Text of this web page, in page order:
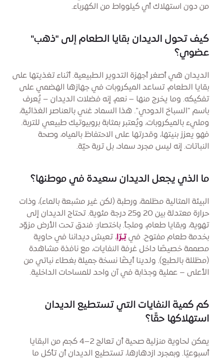
من دون استهلاك أي كيلوواط من الكهرباء.
كيف تحول الديدان بقايا الطعام إلى "ذهب"
عضوي؟
الديدان هي أصغر أجهزة التدوير الطبيعية. أثناء تغذيتها على
بقايا الطعام، تساعد الميكروبات في جهازها الهضمي على
تفكيكه. وما يخرج منها – نعم، إنه فضلات الديدان – يُعرف
باسم "السباخ الدودي". هذا السماد غني بالعناصر الغذائية،
ومليء بالميكروبات، ويُعتبر بمثابة بروبيوتيك طبيعي للتربة.
فهو يعزز بنيتها، وقدرتها على الاحتفاظ بالمياه، وصحة
النباتات. إنه ليس مجرد سماد، بل تربة حيّة.
ما الذي يجعل الديدان سعيدة في موطنها؟
البيئة المثالية مظلمة، ورطبة (لكن غير مشبعة بالماء)، وذات
حرارة معتدلة بين 20 و25 درجة مئوية. تحتاج الديدان إلى
تهوية، وبقايا طعام، وملجأ. باختصار: فندق تحت الأرض مزوّد
بخدمة طعام مفتوح. فيتِـرّا، تعيش ديداننا في حاوية
مصممة خصيصًا داخل غرفة النفايات، مع نافذة مشاهدة
(مظللة بالطبع). ولدينا أيضًا نسخة جميلة بغطاء نباتي من
الأعلى – عملية وجذابة في آن واحد للمساحات الداخلية.
كم كمية النفايات التي تستطيع الديدان
استهلاكها حقًا؟
يمكن لحاوية منزلية صحية أن تعالج 2–4 كجم من البقايا
أسبوعيًا. وبمجرد ازدهارها، تستطيع الديدان أن تأكل ما